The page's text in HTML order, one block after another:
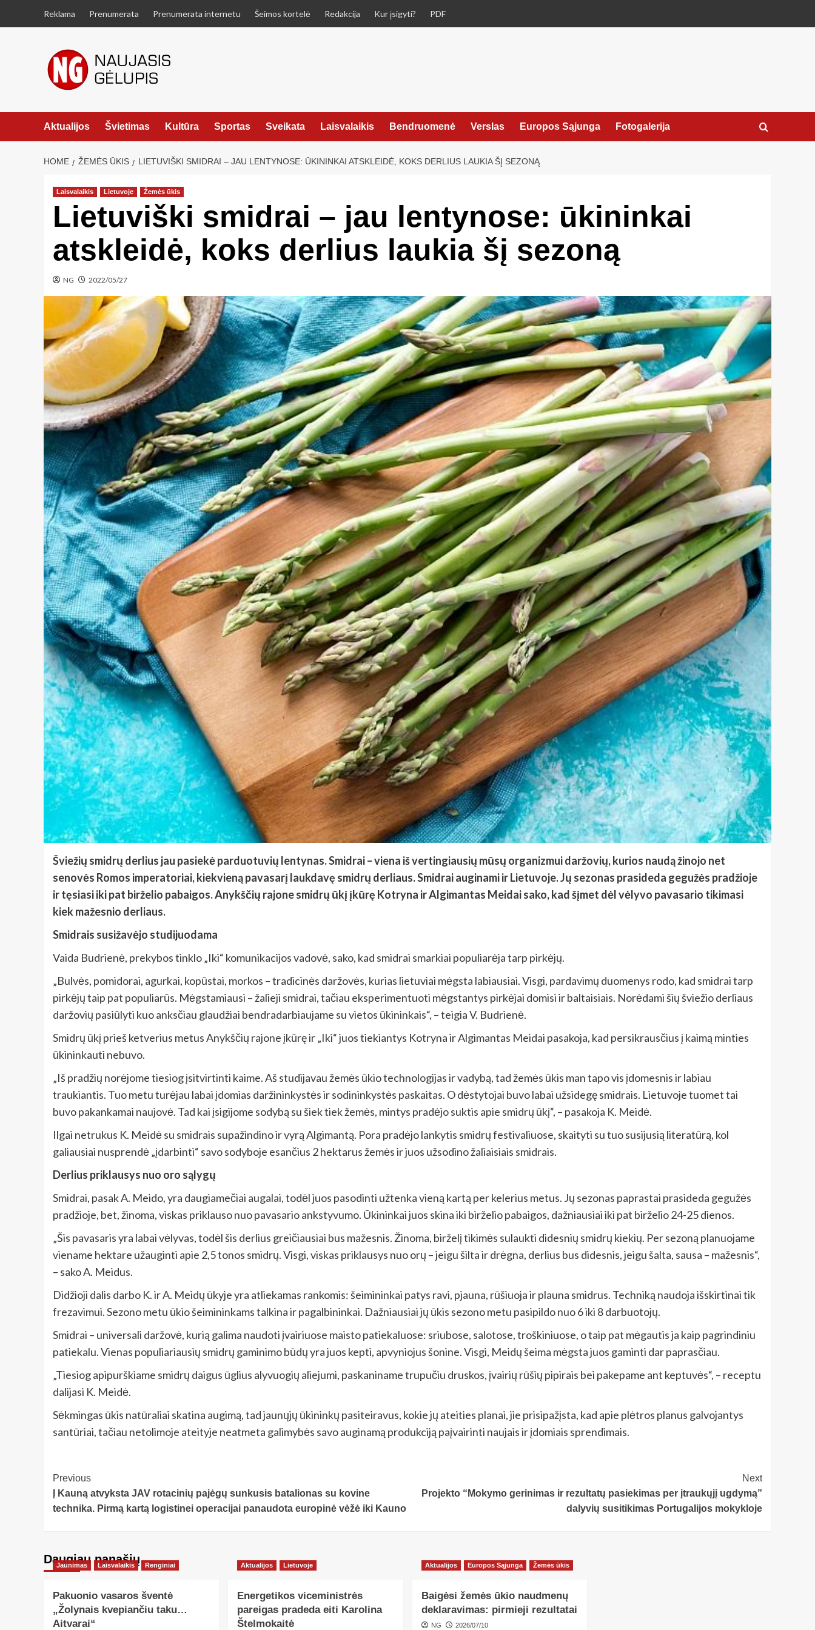
Reklama Prenumerata Prenumerata internetu Šeimos kortelė Redakcija Kur įsigyti? PDF
Aktualijos Švietimas Kultūra Sportas Sveikata Laisvalaikis Bendruomenė Verslas Europos Sąjunga Fotogalerija
HOME ŽEMĖS ŪKIS LIETUVIŠKI SMIDRAI – JAU LENTYNOSE: ŪKININKAI ATSKLEIDĖ, KOKS DERLIUS LAUKIA ŠĮ SEZONĄ
Laisvalaikis Lietuvoje Žemės ūkis
Lietuviški smidrai – jau lentynose: ūkininkai
atskleidė, koks derlius laukia šį sezoną
NG 2022/05/27
Šviežių smidrų derlius jau pasiekė parduotuvių lentynas. Smidrai – viena iš vertingiausių mūsų organizmui daržovių, kurios naudą žinojo net
senovės Romos imperatoriai, kiekvieną pavasarį laukdavę smidrų derliaus. Smidrai auginami ir Lietuvoje. Jų sezonas prasideda gegužės pradžioje
ir tęsiasi iki pat birželio pabaigos. Anykščių rajone smidrų ūkį įkūrę Kotryna ir Algimantas Meidai sako, kad šįmet dėl vėlyvo pavasario tikimasi
kiek mažesnio derliaus.
Smidrais susižavėjo studijuodama
Vaida Budrienė, prekybos tinklo „Iki“ komunikacijos vadovė, sako, kad smidrai smarkiai populiarėja tarp pirkėjų.
„Bulvės, pomidorai, agurkai, kopūstai, morkos – tradicinės daržovės, kurias lietuviai mėgsta labiausiai. Visgi, pardavimų duomenys rodo, kad smidrai tarp
pirkėjų taip pat populiarūs. Mėgstamiausi – žalieji smidrai, tačiau eksperimentuoti mėgstantys pirkėjai domisi ir baltaisiais. Norėdami šių šviežio derliaus
daržovių pasiūlyti kuo anksčiau glaudžiai bendradarbiaujame su vietos ūkininkais“, – teigia V. Budrienė.
Smidrų ūkį prieš ketverius metus Anykščių rajone įkūrę ir „Iki“ juos tiekiantys Kotryna ir Algimantas Meidai pasakoja, kad persikrausčius į kaimą minties
ūkininkauti nebuvo.
„Iš pradžių norėjome tiesiog įsitvirtinti kaime. Aš studijavau žemės ūkio technologijas ir vadybą, tad žemės ūkis man tapo vis įdomesnis ir labiau
traukiantis. Tuo metu turėjau labai įdomias daržininkystės ir sodininkystės paskaitas. O dėstytojai buvo labai užsidegę smidrais. Lietuvoje tuomet tai
buvo pakankamai naujovė. Tad kai įsigijome sodybą su šiek tiek žemės, mintys pradėjo suktis apie smidrų ūkį“, – pasakoja K. Meidė.
Ilgai netrukus K. Meidė su smidrais supažindino ir vyrą Algimantą. Pora pradėjo lankytis smidrų festivaliuose, skaityti su tuo susijusią literatūrą, kol
galiausiai nusprendė „įdarbinti“ savo sodyboje esančius 2 hektarus žemės ir juos užsodino žaliaisiais smidrais.
Derlius priklausys nuo oro sąlygų
Smidrai, pasak A. Meido, yra daugiamečiai augalai, todėl juos pasodinti užtenka vieną kartą per kelerius metus. Jų sezonas paprastai prasideda gegužės
pradžioje, bet, žinoma, viskas priklauso nuo pavasario ankstyvumo. Ūkininkai juos skina iki birželio pabaigos, dažniausiai iki pat birželio 24-25 dienos.
„Šis pavasaris yra labai vėlyvas, todėl šis derlius greičiausiai bus mažesnis. Žinoma, birželį tikimės sulaukti didesnių smidrų kiekių. Per sezoną planuojame
viename hektare užauginti apie 2,5 tonos smidrų. Visgi, viskas priklausys nuo orų – jeigu šilta ir drėgna, derlius bus didesnis, jeigu šalta, sausa – mažesnis“,
– sako A. Meidus.
Didžioji dalis darbo K. ir A. Meidų ūkyje yra atliekamas rankomis: šeimininkai patys ravi, pjauna, rūšiuoja ir plauna smidrus. Techniką naudoja išskirtinai tik
frezavimui. Sezono metu ūkio šeimininkams talkina ir pagalbininkai. Dažniausiai jų ūkis sezono metu pasipildo nuo 6 iki 8 darbuotojų.
Smidrai – universali daržovė, kurią galima naudoti įvairiuose maisto patiekaluose: sriubose, salotose, troškiniuose, o taip pat mėgautis ja kaip pagrindiniu
patiekalu. Vienas populiariausių smidrų gaminimo būdų yra juos kepti, apvyniojus šonine. Visgi, Meidų šeima mėgsta juos gaminti dar paprasčiau.
„Tiesiog apipurškiame smidrų daigus ūglius alyvuogių aliejumi, paskaniname trupučiu druskos, įvairių rūšių pipirais bei pakepame ant keptuvės“, – receptu
dalijasi K. Meidė.
Sėkmingas ūkis natūraliai skatina augimą, tad jaunųjų ūkininkų pasiteiravus, kokie jų ateities planai, jie prisipažįsta, kad apie plėtros planus galvojantys
santūriai, tačiau netolimoje ateityje neatmeta galimybės savo auginamą produkciją paįvairinti naujais ir įdomiais sprendimais.
Post
Navigation
Previous
Į Kauną atvyksta JAV rotacinių pajėgų sunkusis batalionas su kovine
technika. Pirmą kartą logistinei operacijai panaudota europinė vėžė iki Kauno
Next
Projekto “Mokymo gerinimas ir rezultatų pasiekimas per įtraukųjį ugdymą”
dalyvių susitikimas Portugalijos mokykloje
Daugiau panašių…
Jaunimas Laisvalaikis Renginiai
Pakuonio vasaros šventė
„Žolynais kvepiančiu taku…
Aitvarai“
Aktualijos Lietuvoje
Energetikos viceministrės
pareigas pradeda eiti Karolina
Štelmokaitė
Aktualijos Europos Sąjunga Žemės ūkis
Baigėsi žemės ūkio naudmenų
deklaravimas: pirmieji rezultatai
NG 2026/07/10